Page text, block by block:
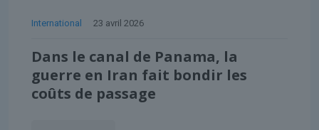
International 23 avril 2026
Dans le canal de Panama, la
guerre en Iran fait bondir les
coûts de passage